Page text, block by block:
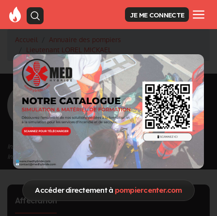
Accéder directement à pompiercenter.com
JE ME CONNECTE
Accueil
Annuaire des pompiers
Lieutenant LOREL MICKAEL
<Retour à la liste des pompiers
LOREL
MICKAEL
Grade : Lieutenant
Inscrit depuis le 01/10/2020 à 17:55
Informations mises à jour le 11/01/2023 à 19:10
Affectation